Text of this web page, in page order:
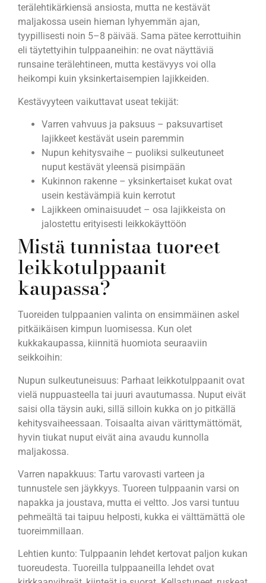
terälehtikärkiensä ansiosta, mutta ne kestävät
maljakossa usein hieman lyhyemmän ajan,
tyypillisesti noin 5–8 päivää. Sama pätee kerrottuihin
eli täytettyihin tulppaaneihin: ne ovat näyttäviä
runsaine terälehtineen, mutta kestävyys voi olla
heikompi kuin yksinkertaisempien lajikkeiden.
Kestävyyteen vaikuttavat useat tekijät:
Varren vahvuus ja paksuus – paksuvartiset
lajikkeet kestävät usein paremmin
Nupun kehitysvaihe – puoliksi sulkeutuneet
nuput kestävät yleensä pisimpään
Kukinnon rakenne – yksinkertaiset kukat ovat
usein kestävämpiä kuin kerrotut
Lajikkeen ominaisuudet – osa lajikkeista on
jalostettu erityisesti leikkokäyttöön
Mistä tunnistaa tuoreet
leikkotulppaanit
kaupassa?
Tuoreiden tulppaanien valinta on ensimmäinen askel
pitkäikäisen kimpun luomisessa. Kun olet
kukkakaupassa, kiinnitä huomiota seuraaviin
seikkoihin:
Nupun sulkeutuneisuus: Parhaat leikkotulppaanit ovat
vielä nuppuasteella tai juuri avautumassa. Nuput eivät
saisi olla täysin auki, sillä silloin kukka on jo pitkällä
kehitysvaiheessaan. Toisaalta aivan värittymättömät,
hyvin tiukat nuput eivät aina avaudu kunnolla
maljakossa.
Varren napakkuus: Tartu varovasti varteen ja
tunnustele sen jäykkyys. Tuoreen tulppaanin varsi on
napakka ja joustava, mutta ei veltto. Jos varsi tuntuu
pehmeältä tai taipuu helposti, kukka ei välttämättä ole
tuoreimmillaan.
Lehtien kunto: Tulppaanin lehdet kertovat paljon kukan
tuoreudesta. Tuoreilla tulppaaneilla lehdet ovat